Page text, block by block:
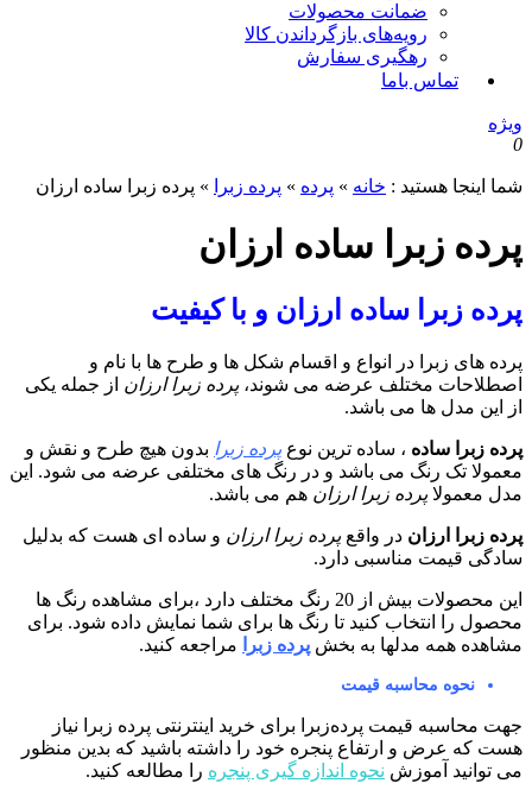
ضمانت محصولات
رویه‌های بازگرداندن کالا
رهگیری سفارش
تماس باما
اینجا هستید : خانه»پرده»پرده زبرا»پرده زبرا ساده ارزان
زبرا ساده ارزان
زبرا ساده ارزان و با کیفیت
های زبرا در انواع و اقسام شکل ها و طرح ها با نام و
مختلف عرضه می شوند،پرده زبرا ارزاناز جمله یکی
این مدل ها می باشد.
زبرا ساده، ساده ترین نوعپرده زبرابدون هیچ طرح و نقش و
تک رنگ می باشد و در رنگ های مختلفی عرضه می شود. این
معمولاپرده زبرا ارزانهم می باشد.
زبرا ارزاندر واقعپرده زبرا ارزانو ساده ای هست که بدلیل
قیمت مناسبی دارد.
این محصولات بیش از 20 رنگ مختلف دارد ،برای مشاهده رنگ ها
را انتخاب کنید تا رنگ ها برای شما نمایش داده شود. برای
همه مدلها به بخش پرده زبرامراجعه کنید.
نحوه محاسبه قیمت
محاسبه قیمت پرده‌زبرا برای خرید اینترنتی پرده زبرا نیاز
که عرض و ارتفاع پنجره خود را داشته باشید که بدین منظور
توانید آموزش نحوه اندازه گیری پنجره را مطالعه کنید.